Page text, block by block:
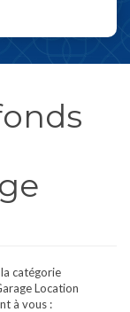
catégorie
Location
à vous :